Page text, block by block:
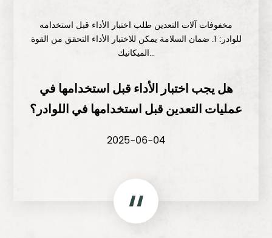
مخفوفات آلات التعدين طلب اختبار الأداء قبل استخدامه
للوادر: 1. ضمان السلامة يمكن للاختبار الأداء التحقق من القوة
الميكانيك...
هل يجب اختبار الأداء قبل استخدامها في
عمليات التعدين قبل استخدامها في اللوادر؟
2025-06-04